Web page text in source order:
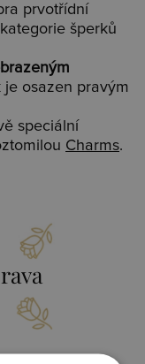
prvotřídní
šperků
je osazen pravým
speciální
Charms.